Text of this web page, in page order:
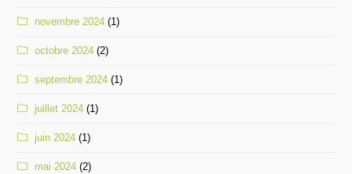
novembre 2024 (1)
octobre 2024 (2)
septembre 2024 (1)
juillet 2024 (1)
juin 2024 (1)
mai 2024 (2)